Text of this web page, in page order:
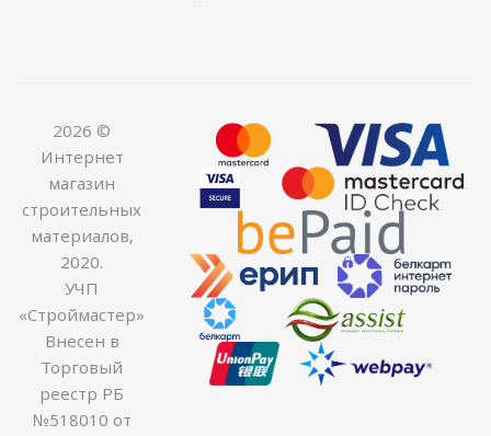
2026 ©
Интернет
магазин
строительных
материалов,
2020.
УЧП
«Строймастер»
Внесен в
Торговый
реестр РБ
№518010 от